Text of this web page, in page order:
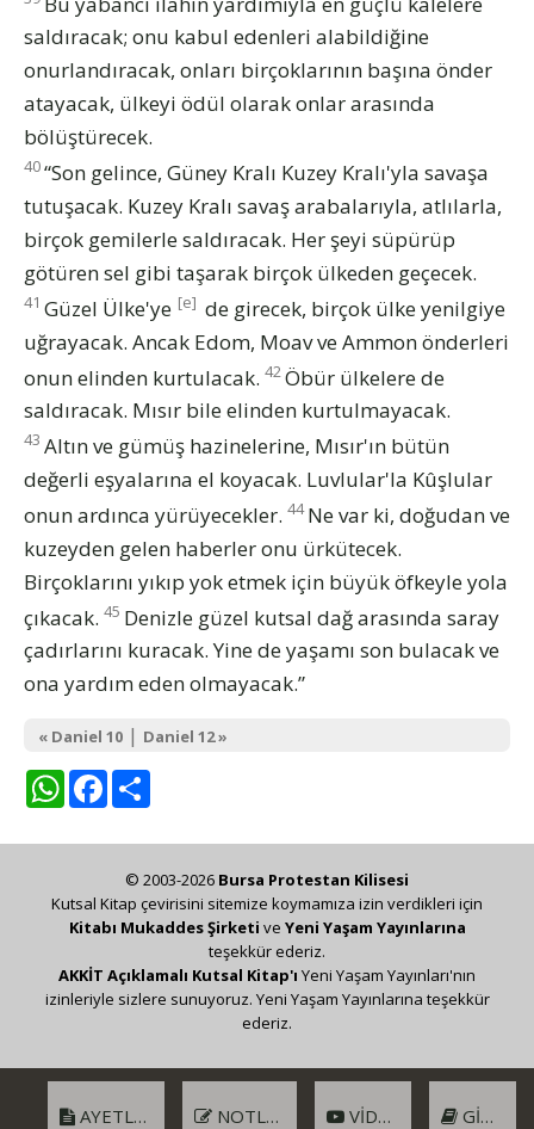
saldıracak; onu kabul edenleri alabildiğine
onurlandıracak, onları birçoklarının başına önder
atayacak, ülkeyi ödül olarak onlar arasında
bölüştürecek.
40“Son gelince, Güney Kralı Kuzey Kralı'yla savaşa
tutuşacak. Kuzey Kralı savaş arabalarıyla, atlılarla,
birçok gemilerle saldıracak. Her şeyi süpürüp
götüren sel gibi taşarak birçok ülkeden geçecek.
41 Güzel Ülke'ye [e] de girecek, birçok ülke yenilgiye
uğrayacak. Ancak Edom, Moav ve Ammon önderleri
onun elinden kurtulacak. 42 Öbür ülkelere de
saldıracak. Mısır bile elinden kurtulmayacak.
43 Altın ve gümüş hazinelerine, Mısır'ın bütün
değerli eşyalarına el koyacak. Luvlular'la Kûşlular
onun ardınca yürüyecekler. 44 Ne var ki, doğudan ve
kuzeyden gelen haberler onu ürkütecek.
Birçoklarını yıkıp yok etmek için büyük öfkeyle yola
çıkacak. 45 Denizle güzel kutsal dağ arasında saray
çadırlarını kuracak. Yine de yaşamı son bulacak ve
ona yardım eden olmayacak.”
« Daniel 10 | Daniel 12 »
WhatsAppFacebook
AYETLER NOTLAR VIDEO GIRIŞ
© 2003-2026 Bursa Protestan Kilisesi
Kutsal Kitap çevirisini sitemize koymamıza izin verdikleri için
Kitabı Mukaddes Şirketi ve Yeni Yaşam Yayınlarına
teşekkür ederiz.
AKKİT Açıklamalı Kutsal Kitap'ı Yeni Yaşam Yayınları'nın
izinleriyle sizlere sunuyoruz. Yeni Yaşam Yayınlarına teşekkür
ederiz.